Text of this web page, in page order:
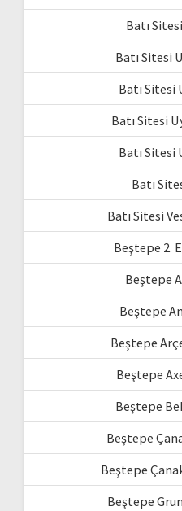
Batı
Batı Sitesi
Batı Sitesi
Batı Sitesi
Batı Sitesi
Batı
Batı Sitesi
Beştepe 2.
Beştepe
Beştepe
Beştepe
Beştepe
Beştepe
Beştepe
Beştepe
Beştepe